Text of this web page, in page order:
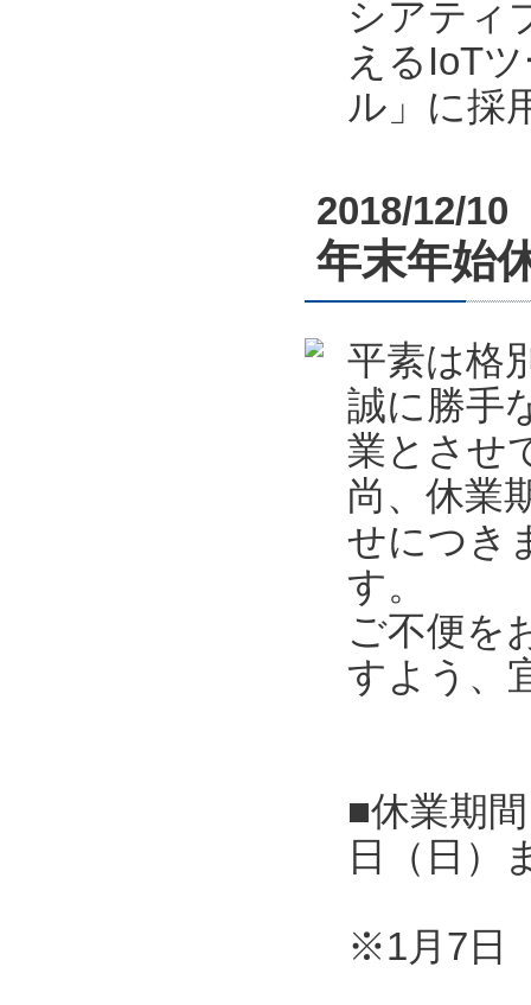
シアティ
えるIoT
ル」に採
2018/12/10
年末年始
平素は格
誠に勝手
業とさせ
尚、休業
せにつき
す。
ご不便を
すよう、
■休業期
日（日）
※1月7日